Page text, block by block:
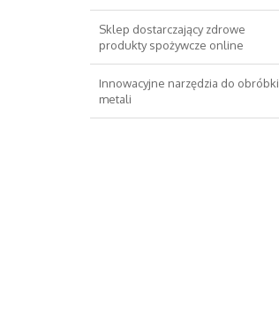
Sklep dostarczający zdrowe
produkty spożywcze online
Innowacyjne narzędzia do obróbki
metali